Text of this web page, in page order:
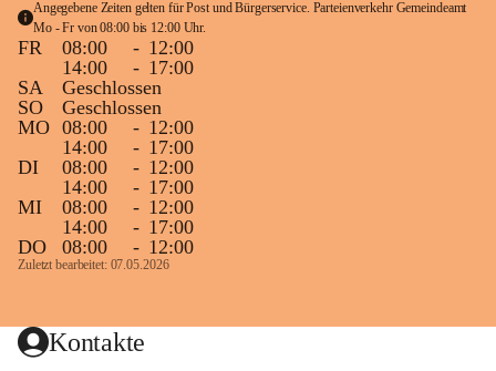
Angegebene Zeiten gelten für Post und Bürgerservice. Parteienverkehr Gemeindeamt
Mo - Fr von 08:00 bis 12:00 Uhr.
FR 08:00 - 12:00
14:00
- 17:00
SA
Geschlossen
SO
Geschlossen
MO 08:00 - 12:00
14:00
- 17:00
DI
08:00 - 12:00
14:00
- 17:00
MI
08:00 - 12:00
14:00
- 17:00
DO
08:00 - 12:00
Zuletzt bearbeitet: 07.05.2026
Kontakte